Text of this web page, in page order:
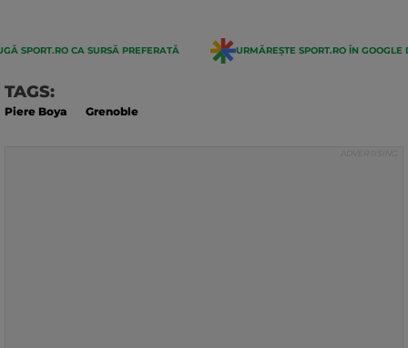
SPORT.RO CA SURSĂ PREFERATĂ URMĂREȘTE SPORT.RO ÎN GOOGLE
TAGS:
Piere Boya Grenoble